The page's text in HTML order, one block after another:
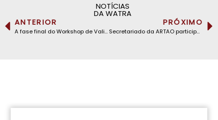
NOTÍCIAS
DA WATRA
ANTERIOR
A fase final do Workshop de Validação da Constituição ARTAO Revista decorreu de 22 a 26 de maio de 2023 em Abuja, Nigéria
PRÓXIMO
Secretariado da ARTAO participa na 12ª Reunião de Pontos Focais sobre a implementação do Regulamento de Roaming da CEDEAO